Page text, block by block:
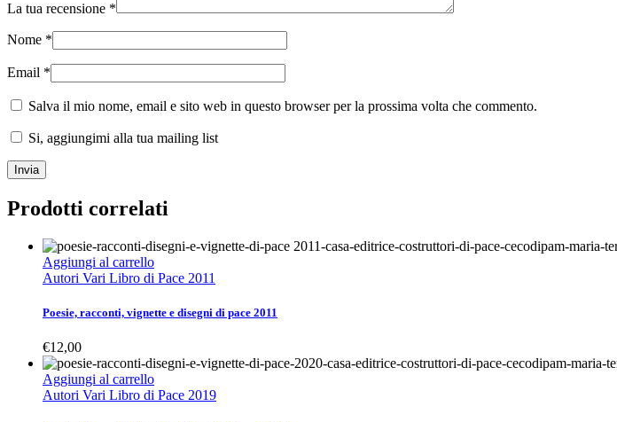
La tua recensione *
Nome *
Email *
Salva il mio nome, email e sito web in questo browser per la prossima volta che commento.
Si, aggiungimi alla tua mailing list
Prodotti correlati
Aggiungi al carrello
Autori Vari Libro di Pace 2011
Poesie, racconti, vignette e disegni di pace 2011
€12,00
Aggiungi al carrello
Autori Vari Libro di Pace 2019